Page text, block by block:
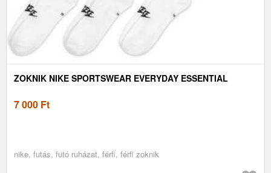
ZOKNIK NIKE SPORTSWEAR EVERYDAY ESSENTIAL
7 000 Ft
nike, futás, futó ruházat, férfi, férfi zoknik